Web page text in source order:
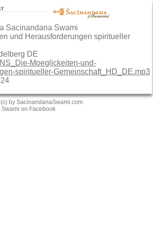
Sacinandana Swami
und Herausforderungen spiritueller
DE
Moeglickeiten-und-
spiritueller-Gemeinschaft_HD_DE.mp3
by SacinandanaSwami.com
on Facebook